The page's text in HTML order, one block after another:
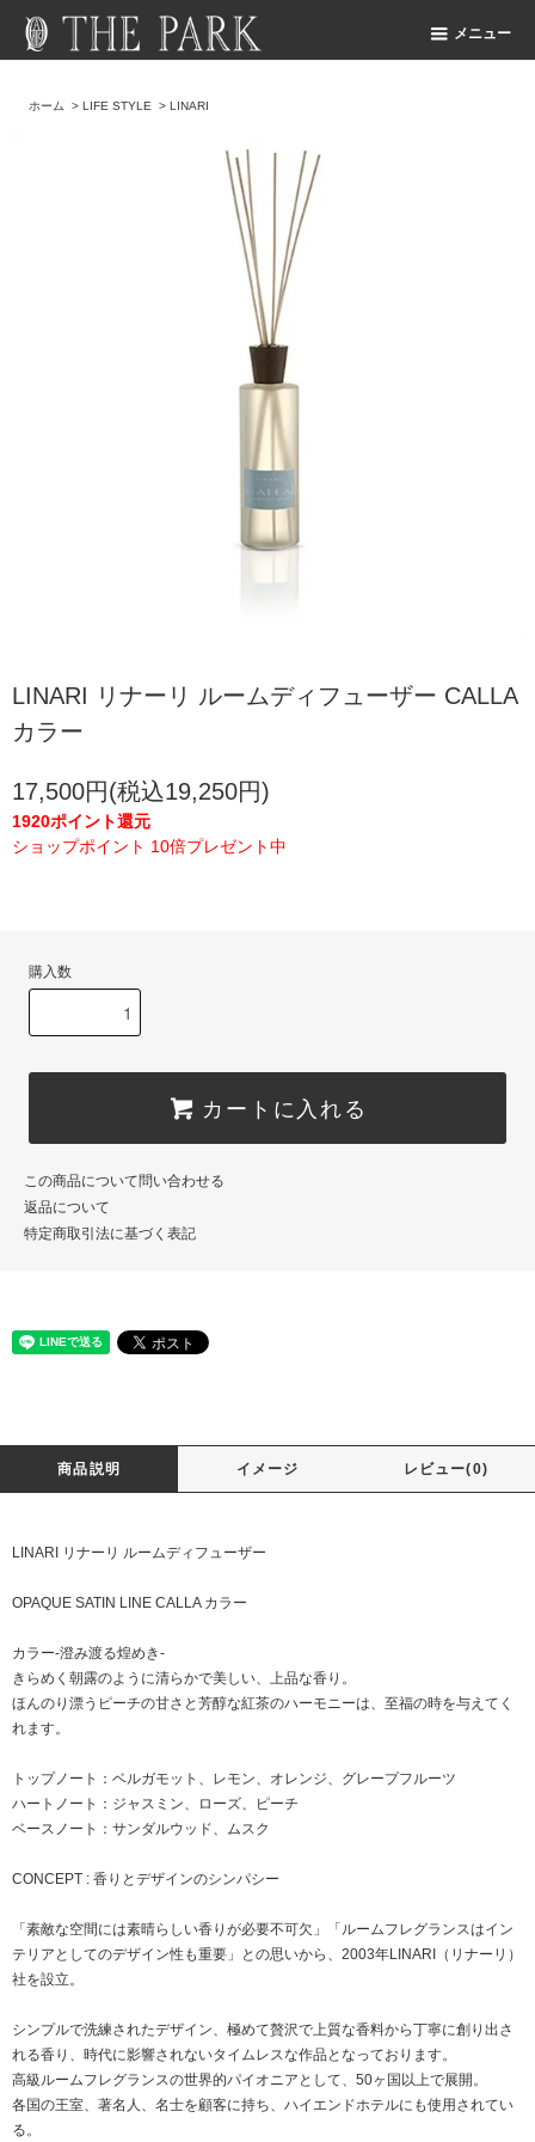
メニュー
ホーム >LIFE STYLE >LINARI
LINARI リナーリ ルームディフューザー CALLA
カラー
17,500円(税込19,250円)
1920ポイント還元
ショップポイント 10倍プレゼント中
購入数
カートに入れる
この商品について問い合わせる
返品について
特定商取引法に基づく表記
商品説明 イメージ レビュー(0)
LINARI リナーリ ルームディフューザー
OPAQUE SATIN LINE CALLA カラー
カラー-澄み渡る煌めき-
きらめく朝露のように清らかで美しい、上品な香り。
ほんのり漂うピーチの甘さと芳醇な紅茶のハーモニーは、至福の時を与えてく
れます。
トップノート：ベルガモット、レモン、オレンジ、グレープフルーツ
ハートノート：ジャスミン、ローズ、ピーチ
ベースノート：サンダルウッド、ムスク
CONCEPT : 香りとデザインのシンパシー
「素敵な空間には素晴らしい香りが必要不可欠」「ルームフレグランスはイン
テリアとしてのデザイン性も重要」との思いから、2003年LINARI（リナーリ）
社を設立。
シンプルで洗練されたデザイン、極めて贅沢で上質な香料から丁寧に創り出さ
れる香り、時代に影響されないタイムレスな作品となっております。
高級ルームフレグランスの世界的パイオニアとして、50ヶ国以上で展開。
各国の王室、著名人、名士を顧客に持ち、ハイエンドホテルにも使用されてい
る。